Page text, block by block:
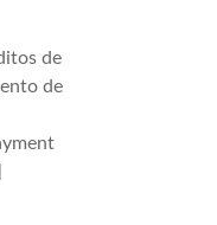
de
de